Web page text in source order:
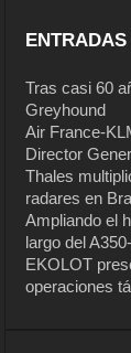
Tras casi 60
Greyhound
Air France-
Director
Thales
radares en
Ampliando el
largo del
EKOLOT
operaciones